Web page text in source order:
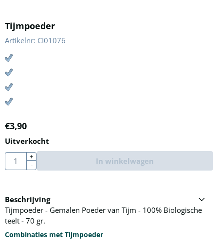
Tijmpoeder
Artikelnr: CI01076
€3,90
Uitverkocht
Aantal
+
-
In winkelwagen
Beschrijving
Tijmpoeder - Gemalen Poeder van Tijm - 100% Biologische
teelt - 70 gr.
Combinaties met Tijmpoeder